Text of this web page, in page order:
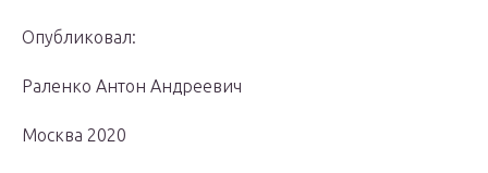
Опубликовал:
Раленко Антон Андреевич
Москва 2020